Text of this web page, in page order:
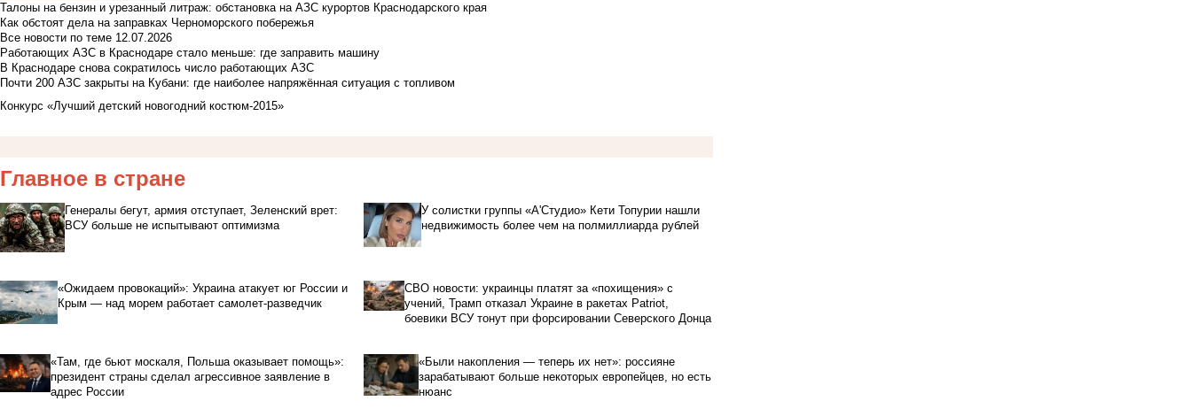
Талоны на бензин и урезанный литраж: обстановка на АЗС курортов Краснодарского края
Как обстоят дела на заправках Черноморского побережья
Все новости по теме 12.07.2026
Работающих АЗС в Краснодаре стало меньше: где заправить машину
В Краснодаре снова сократилось число работающих АЗС
Почти 200 АЗС закрыты на Кубани: где наиболее напряжённая ситуация с топливом
Конкурс «Лучший детский новогодний костюм-2015»
Главное в стране
Генералы бегут, армия отступает, Зеленский врет:
ВСУ больше не испытывают оптимизма
У солистки группы «А'Студио» Кети Топурии нашли
недвижимость более чем на полмиллиарда рублей
«Ожидаем провокаций»: Украина атакует юг России и
Крым — над морем работает самолет-разведчик
СВО новости: украинцы платят за «похищения» с
учений, Трамп отказал Украине в ракетах Patriot,
боевики ВСУ тонут при форсировании Северского Донца
«Там, где бьют москаля, Польша оказывает помощь»:
президент страны сделал агрессивное заявление в
адрес России
«Были накопления — теперь их нет»: россияне
зарабатывают больше некоторых европейцев, но есть
нюанс